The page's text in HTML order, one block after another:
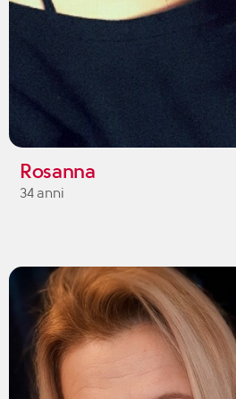
Rosanna
34 anni